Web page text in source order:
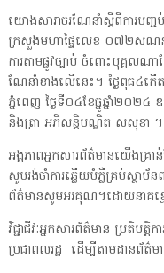
យោងសារាចរណែនាំស្តីពីការបញ្
ក្រសួងមហាផ្ទៃលេខ ០៧២សណន
ការតាមផ្លូវច្បាប់ ចំពោះបុគ្គលណ
ណែនាំខាងលើនេះ។ ថ្ងៃពុធ៤ក
ភ្នំពេញ ថ្ងៃទី០៤ខែធ្នូឆ្នាំ២០២៤
និងត្រា អភិសន្តិបណ្ឌិត សសុខា ។
អង្គភាពអ្នកសារព័ត៌មានយើងគ្រា
សូមរង់ចាំការឆ្លើយបំភ្លឺគ្រប់ស្ថាប័
ព័ត៌មានសូមអរគុណ។ដោយនាគខ្
វិជ្ជាជីវៈអ្នកសារព័ត៌មាន ប្រតិ
ប្រជាពលរដ្ឋ ដើម្បីតាមដានព័ត៌ម